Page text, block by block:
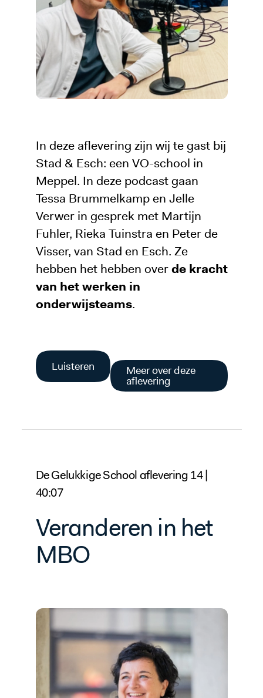
In deze aflevering zijn wij te gast bij
Stad & Esch: een VO-school in
Meppel. In deze podcast gaan
Tessa Brummelkamp en Jelle
Verwer in gesprek met Martijn
Fuhler, Rieka Tuinstra en Peter de
Visser, van Stad en Esch. Ze
hebben het hebben overde kracht
van het werken in
onderwijsteams.
Luisteren Meer over deze
aflevering
De Gelukkige School aflevering 14 |
40:07
Veranderen in het
MBO